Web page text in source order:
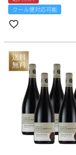
クール便対応可能